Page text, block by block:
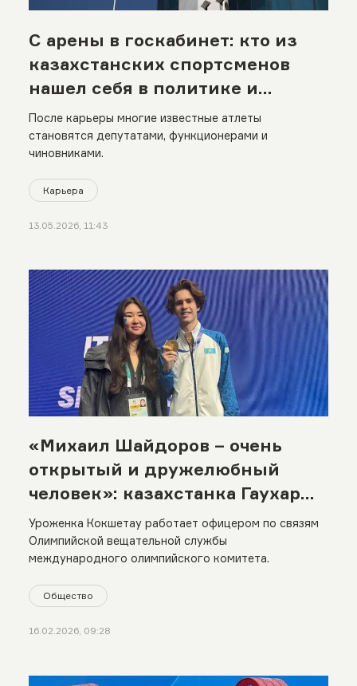
С арены в госкабинет: кто из
казахстанских спортсменов
нашел себя в политике и
управлении
После карьеры многие известные атлеты
становятся депутатами, функционерами и
чиновниками.
Карьера
13.05.2026, 11:43
«Михаил Шайдоров – очень
открытый и дружелюбный
человек»: казахстанка Гаухар
Жакимова о закулисье
Олимпийских игр в Милане
Уроженка Кокшетау работает офицером по связям
Олимпийской вещательной службы
международного олимпийского комитета.
Общество
16.02.2026, 09:28